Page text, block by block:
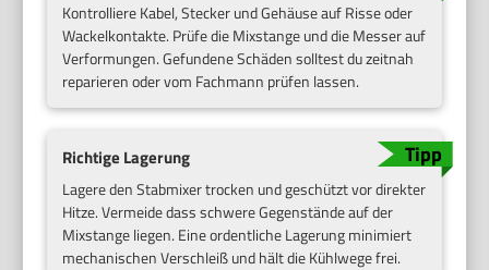
Kontrolliere Kabel, Stecker und Gehäuse auf Risse oder
Wackelkontakte. Prüfe die Mixstange und die Messer auf
Verformungen. Gefundene Schäden solltest du zeitnah
reparieren oder vom Fachmann prüfen lassen.
Richtige Lagerung
Lagere den Stabmixer trocken und geschützt vor direkter
Hitze. Vermeide dass schwere Gegenstände auf der
Mixstange liegen. Eine ordentliche Lagerung minimiert
mechanischen Verschleiß und hält die Kühlwege frei.